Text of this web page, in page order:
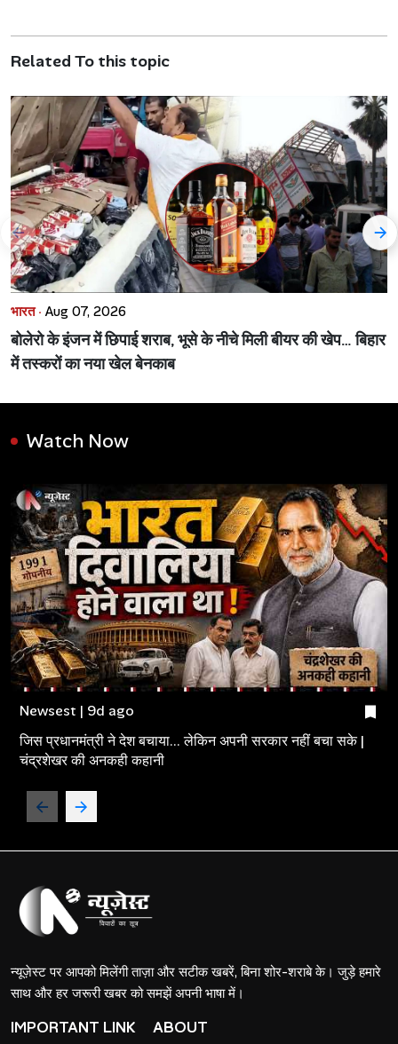
Related To this topic
भारत · Aug 07, 2026
बोलेरो के इंजन में छिपाई शराब, भूसे के नीचे मिली बीयर की खेप… बिहार
में तस्करों का नया खेल बेनकाब
Watch Now
Newsest | 9d ago
जिस प्रधानमंत्री ने देश बचाया... लेकिन अपनी सरकार नहीं बचा सके |
चंद्रशेखर की अनकही कहानी
न्यूज़ेस्ट पर आपको मिलेंगी ताज़ा और सटीक खबरें, बिना शोर-शराबे के। जुड़े हमारे
साथ और हर जरूरी खबर को समझें अपनी भाषा में।
IMPORTANT LINK ABOUT